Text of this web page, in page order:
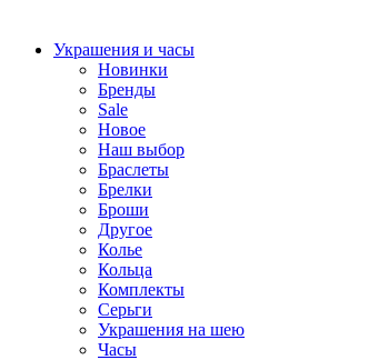
Украшения и часы
Новинки
Бренды
Sale
Новое
Наш выбор
Браслеты
Брелки
Броши
Другое
Колье
Кольца
Комплекты
Серьги
Украшения на шею
Часы